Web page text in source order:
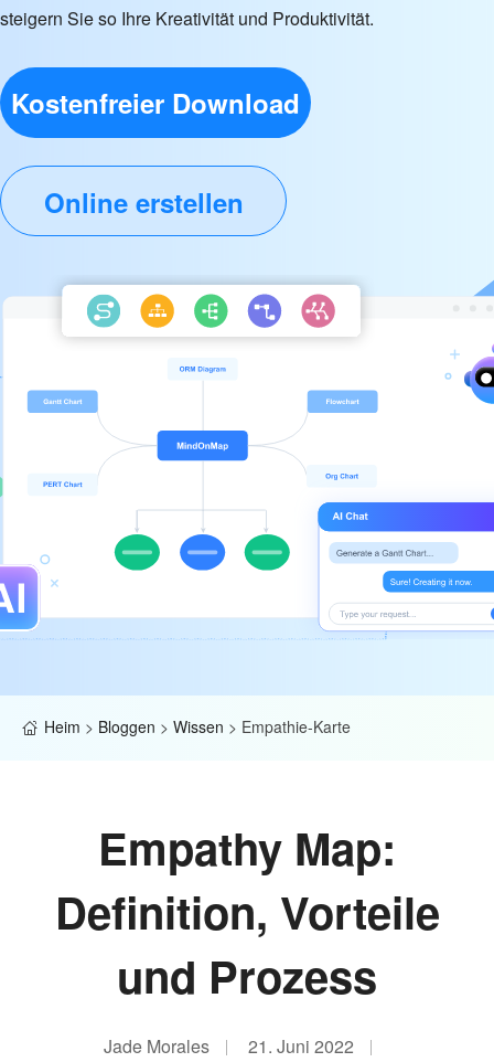
steigern Sie so Ihre Kreativität und Produktivität.
Kostenfreier Download
Online erstellen
Heim > Bloggen > Wissen > Empathie-Karte
Empathy Map:
Definition, Vorteile
und Prozess
Jade Morales
21. Juni 2022